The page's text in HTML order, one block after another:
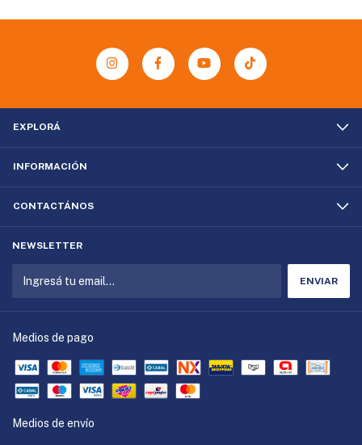
EXPLORÁ
INFORMACIÓN
CONTACTÁNOS
NEWSLETTER
Medios de pago
Medios de envío